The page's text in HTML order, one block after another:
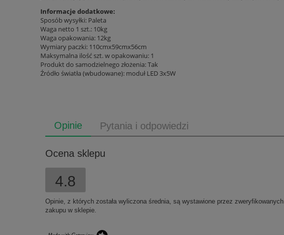
Informacje dodatkowe:
Sposób wysyłki: Paleta
Waga netto 1 szt.: 10kg
Waga opakowania: 12kg
Wymiary paczki: 110cmx59cmx56cm
Maksymalna ilość szt. w opakowaniu: 1
Produkt do samodzielnego złożenia: Tak
Źródło światła (wbudowane): moduł LED 3x5W
Opinie Pytania i odpowiedzi
Ocena sklepu
4.8
Opinie, z których została wyliczona średnia, są wystawione przez
zakupu w sklepie.